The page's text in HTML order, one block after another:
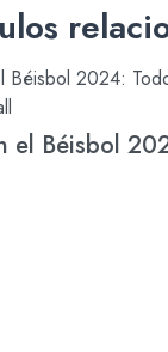
el Béisbol